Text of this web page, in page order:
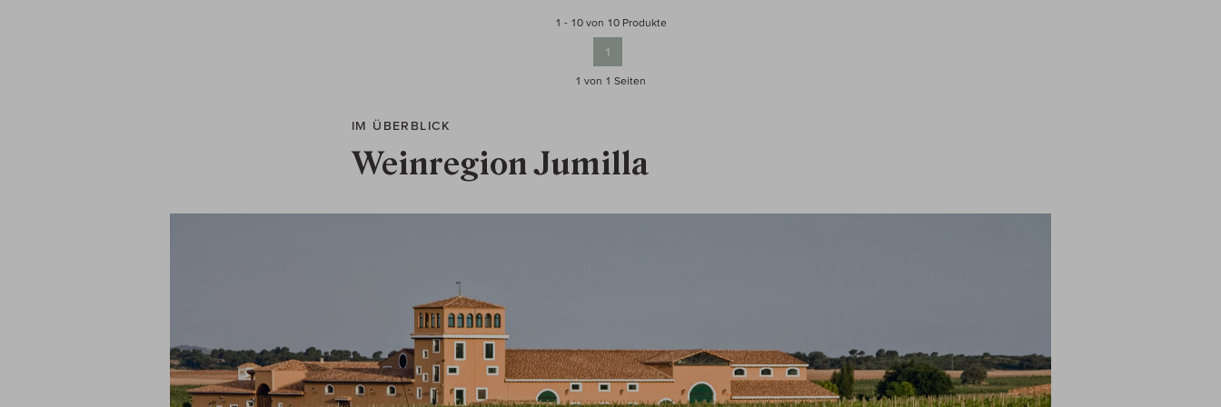
1 - 10 von 10 Produkte
1
1 von 1 Seiten
IM ÜBERBLICK
Weinregion Jumilla